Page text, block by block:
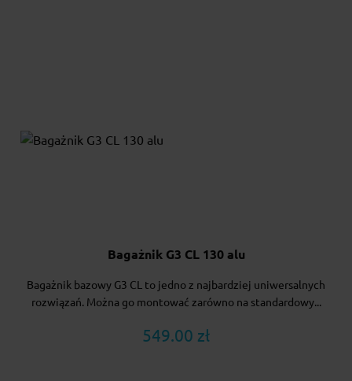
Bagażnik G3 CL 130 alu
Bagażnik bazowy G3 CL to jedno z najbardziej uniwersalnych
rozwiązań. Można go montować zarówno na standardowy...
549.00 zł